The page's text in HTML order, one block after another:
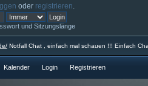
oder registrieren
und Sitzungslänge
Notfall Chat , einfach mal schauen !!! Einfach
Kalender Login Registrieren